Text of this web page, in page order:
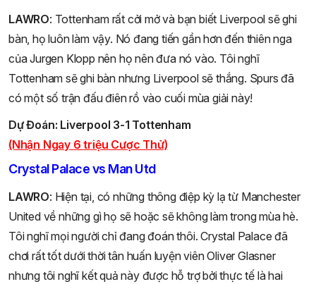
LAWRO: Tottenham rất cởi mở và bạn biết Liverpool sẽ ghi
bàn, họ luôn làm vậy. Nó đang tiến gần hơn đến thiên nga
của Jurgen Klopp nên họ nên đưa nó vào. Tôi nghĩ
Tottenham sẽ ghi bàn nhưng Liverpool sẽ thắng. Spurs đã
có một số trận đấu điên rồ vào cuối mùa giải này!
Dự Đoán: Liverpool 3-1 Tottenham
(Nhận Ngay 6 triệu Cược Thử)
Crystal Palace vs Man Utd
LAWRO: Hiện tại, có những thông điệp kỳ lạ từ Manchester
United về những gì họ sẽ hoặc sẽ không làm trong mùa hè.
Tôi nghĩ mọi người chỉ đang đoán thôi. Crystal Palace đã
chơi rất tốt dưới thời tân huấn luyện viên Oliver Glasner
nhưng tôi nghĩ kết quả này được hỗ trợ bởi thực tế là hai